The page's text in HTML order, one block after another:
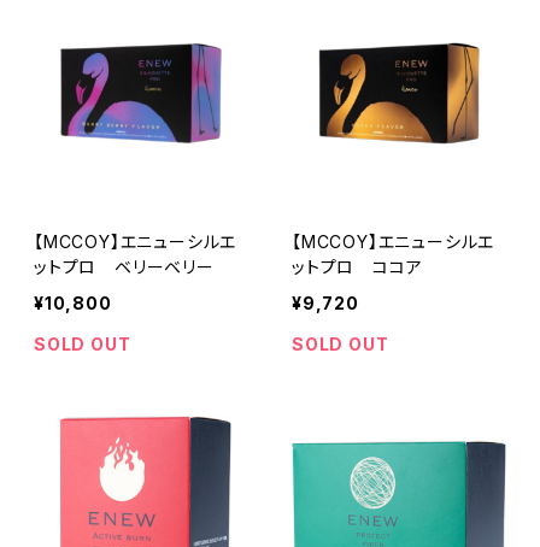
【MCCOY】エニューシルエ
ットプロ ベリーベリー
¥10,800
SOLD OUT
【MCCOY】エニューシルエ
ットプロ ココア
¥9,720
SOLD OUT